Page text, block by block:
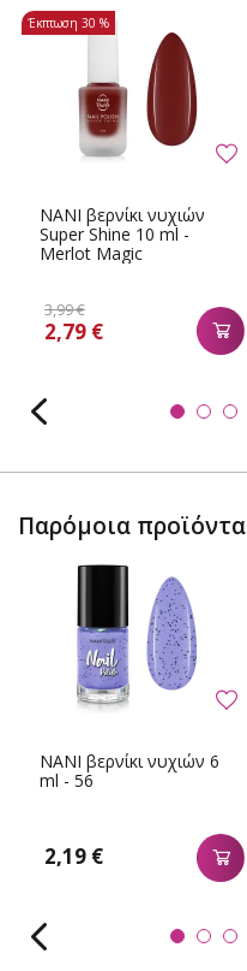
NANI βερνίκι νυχιών
Super Shine 10 ml -
Merlot Magic
3,99 €
2,79 €
Έκπτωση 30 %
Παρόμοια προϊόντα
NANI βερνίκι νυχιών 6
ml - 56
2,19 €